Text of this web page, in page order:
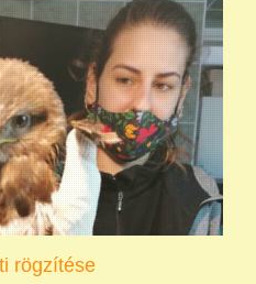
rögzítése